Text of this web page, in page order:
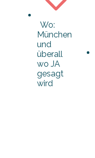
Wo:
München
und
überall
wo JA
gesagt
wird